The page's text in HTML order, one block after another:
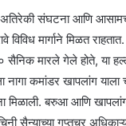
अतिरेकी संघटना आणि
मार्गाने मिळत
सैनिक मारले गेले होते, या
नागा कमांडर खापलांग
मिळाली. बरुआ आणि
सैन्याच्या गुप्तचर